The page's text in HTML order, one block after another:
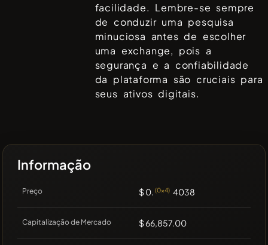
facilidade. Lembre-se sempre
de conduzir uma pesquisa
minuciosa antes de escolher
uma exchange, pois a
segurança e a confiabilidade
da plataforma são cruciais para
seus ativos digitais.
Informação
Preço $ 0. (0x4) 4038
Capitalização de Mercado $ 66,857.00